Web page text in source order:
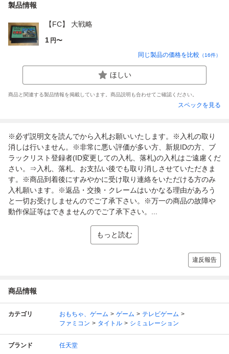
製品情報
【FC】 大戦略
1 円〜
同じ製品の価格を比較 （16件）
ほしい
商品と関連する製品情報を掲載しています。商品説明も合わせてご確認ください。
スペックを見る
※必ず説明文を読んでから入札お願いいたします。※入札の取り
消しは行いません。※非常に悪い評価が多い方、新規IDの方、ブ
ラックリスト登録者(ID変更しての入札、落札)の入札はご遠慮くだ
さい。⇒入札、落札、お支払い後でも取り消しさせていただきま
す。※商品到着後にすみやかに受け取り連絡をいただける方のみ
入札願います。※返品・交換・クレームはいかなる理由があろう
と一切お受けしませんのでご了承下さい。※万一の商品の故障や
動作保証等はできませんのでご了承下さい。...
もっと読む
違反報告
商品情報
カテゴリ おもちゃ、ゲーム ゲーム
テレビゲーム
ファミコン
タイトル シミュレーション
ブランド 任天堂